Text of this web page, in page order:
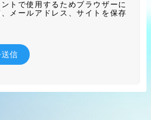
トで使用するためブラウザーに
メールアドレス、サイトを保存